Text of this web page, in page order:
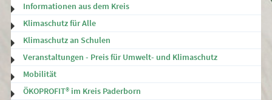
Informationen aus dem Kreis
Klimaschutz für Alle
Klimaschutz an Schulen
Veranstaltungen - Preis für Umwelt- und Klimaschutz
Mobilität
ÖKOPROFIT® im Kreis Paderborn